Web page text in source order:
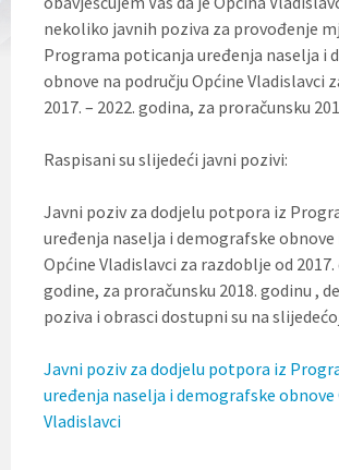
nekoliko javnih poziva za provođenje
Programa poticanja uređenja naselja i
obnove na području Općine Vladislavci
2017. – 2022. godina, za proračunsku
Raspisani su slijedeći javni pozivi:
Javni poziv za dodjelu potpora iz
uređenja naselja i demografske obnove
Općine Vladislavci za razdoblje od 2017.
godine, za proračunsku 2018. godinu ,
poziva i obrasci dostupni su na
Javni poziv za dodjelu potpora iz
uređenja naselja i demografske obnove
Vladislavci